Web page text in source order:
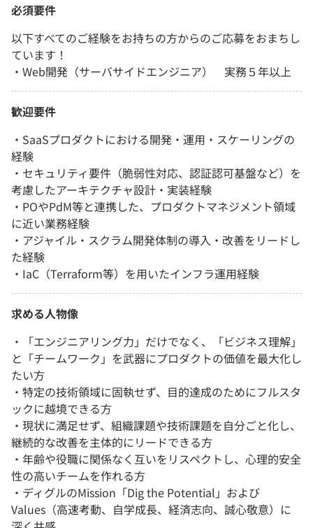
必須要件
以下すべてのご経験をお持ちの方からのご応募をおまちし
ています！
・Web開発（サーバサイドエンジニア） 実務５年以上
歓迎要件
・SaaSプロダクトにおける開発・運用・スケーリングの
経験
・セキュリティ要件（脆弱性対応、認証認可基盤など）を
考慮したアーキテクチャ設計・実装経験
・POやPdM等と連携した、プロダクトマネジメント領域
に近い業務経験
・アジャイル・スクラム開発体制の導入・改善をリードし
た経験
・IaC（Terraform等）を用いたインフラ運用経験
求める人物像
・「エンジニアリング力」だけでなく、「ビジネス理解」
と「チームワーク」を武器にプロダクトの価値を最大化し
たい方
・特定の技術領域に固執せず、目的達成のためにフルスタ
ックに越境できる方
・現状に満足せず、組織課題や技術課題を自分ごと化し、
継続的な改善を主体的にリードできる方
・年齢や役職に関係なく互いをリスペクトし、心理的安全
性の高いチームを作れる方
・ディグルのMission「Dig the Potential」および
Values（高速考動、自学成長、経済志向、誠心敬意）に